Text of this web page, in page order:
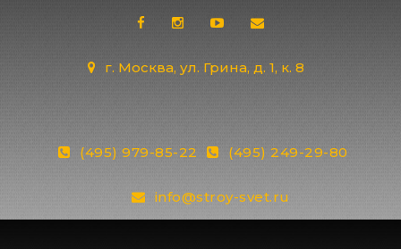
г. Москва, ул. Грина, д. 1, к. 8
(495) 979-85-22 (495) 249-29-80
info@stroy-svet.ru